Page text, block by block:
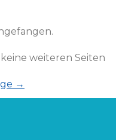
weiteren Seiten
→